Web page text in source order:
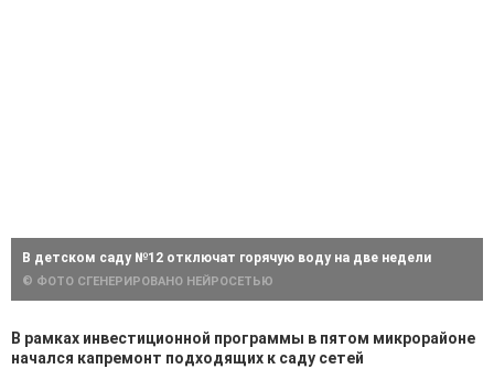
В детском саду №12 отключат горячую воду на две недели
© ФОТО СГЕНЕРИРОВАНО НЕЙРОСЕТЬЮ
В рамках инвестиционной программы в пятом микрорайоне
начался капремонт подходящих к саду сетей